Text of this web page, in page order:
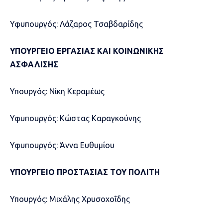
Υφυπουργός: Λάζαρος Τσαβδαρίδης
ΥΠΟΥΡΓΕΙΟ ΕΡΓΑΣΙΑΣ ΚΑΙ ΚΟΙΝΩΝΙΚΗΣ
ΑΣΦΑΛΙΣΗΣ
Υπουργός: Νίκη Κεραμέως
Υφυπουργός: Κώστας Καραγκούνης
Υφυπουργός: Άννα Ευθυμίου
ΥΠΟΥΡΓΕΙΟ ΠΡΟΣΤΑΣΙΑΣ ΤΟΥ ΠΟΛΙΤΗ
Υπουργός: Μιχάλης Χρυσοχοΐδης